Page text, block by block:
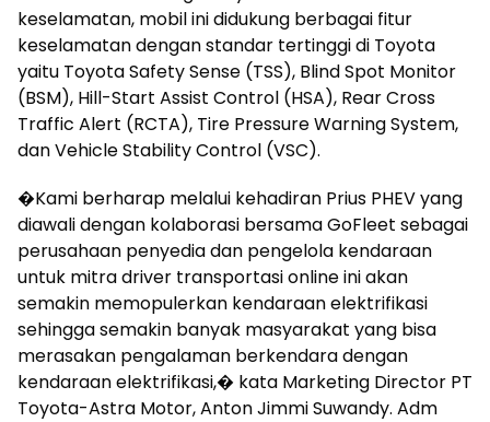
keselamatan, mobil ini didukung berbagai fitur
keselamatan dengan standar tertinggi di Toyota
yaitu Toyota Safety Sense (TSS), Blind Spot Monitor
(BSM), Hill-Start Assist Control (HSA), Rear Cross
Traffic Alert (RCTA), Tire Pressure Warning System,
dan Vehicle Stability Control (VSC).
�Kami berharap melalui kehadiran Prius PHEV yang
diawali dengan kolaborasi bersama GoFleet sebagai
perusahaan penyedia dan pengelola kendaraan
untuk mitra driver transportasi online ini akan
semakin memopulerkan kendaraan elektrifikasi
sehingga semakin banyak masyarakat yang bisa
merasakan pengalaman berkendara dengan
kendaraan elektrifikasi,� kata Marketing Director PT
Toyota-Astra Motor, Anton Jimmi Suwandy. Adm